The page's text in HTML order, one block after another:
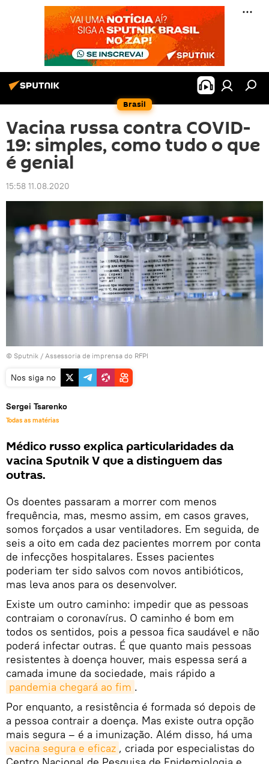
Brasil
Vacina russa contra COVID-
19: simples, como tudo o que
é genial
15:58 11.08.2020
© Sputnik / Assessoria de imprensa do RFPI
Nos siga no
Sergei Tsarenko
Todas as matérias
Médico russo explica particularidades da
vacina Sputnik V que a distinguem das
outras.
Os doentes passaram a morrer com menos
frequência, mas, mesmo assim, em casos graves,
somos forçados a usar ventiladores. Em seguida, de
seis a oito em cada dez pacientes morrem por conta
de infecções hospitalares. Esses pacientes
poderiam ter sido salvos com novos antibióticos,
mas leva anos para os desenvolver.
Existe um outro caminho: impedir que as pessoas
contraiam o coronavírus. O caminho é bom em
todos os sentidos, pois a pessoa fica saudável e não
poderá infectar outras. É que quanto mais pessoas
resistentes à doença houver, mais espessa será a
camada imune da sociedade, mais rápido a
pandemia chegará ao fim .
Por enquanto, a resistência é formada só depois de
a pessoa contrair a doença. Mas existe outra opção
mais segura – é a imunização. Além disso, há uma
vacina segura e eficaz , criada por especialistas do